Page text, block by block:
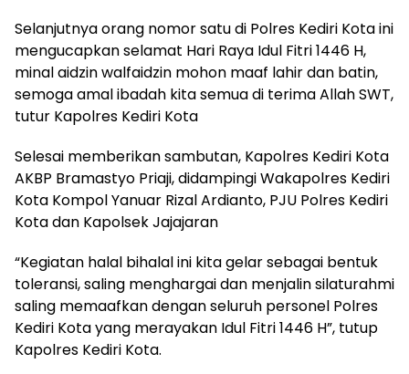
Selanjutnya orang nomor satu di Polres Kediri Kota ini
mengucapkan selamat Hari Raya Idul Fitri 1446 H,
minal aidzin walfaidzin mohon maaf lahir dan batin,
semoga amal ibadah kita semua di terima Allah SWT,
tutur Kapolres Kediri Kota
Selesai memberikan sambutan, Kapolres Kediri Kota
AKBP Bramastyo Priaji, didampingi Wakapolres Kediri
Kota Kompol Yanuar Rizal Ardianto, PJU Polres Kediri
Kota dan Kapolsek Jajajaran
“Kegiatan halal bihalal ini kita gelar sebagai bentuk
toleransi, saling menghargai dan menjalin silaturahmi
saling memaafkan dengan seluruh personel Polres
Kediri Kota yang merayakan Idul Fitri 1446 H”, tutup
Kapolres Kediri Kota.